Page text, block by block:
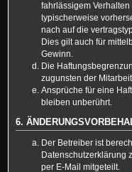
fahrlässigem
typischerweise
nach auf die
Dies gilt auch für
Gewinn.
Die
zugunsten der
Ansprüche für eine
bleiben unberührt.
6.
Der Betreiber ist
Datenschutzerklärung
per E-Mail mitgeteilt.